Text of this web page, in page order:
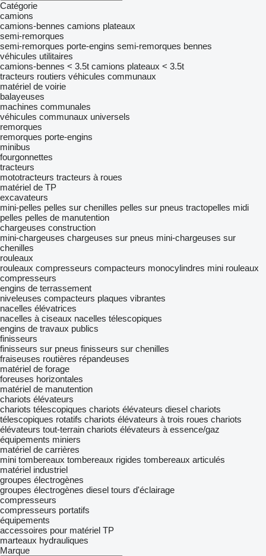
Catégorie
camions
camions-bennes camions plateaux
semi-remorques
semi-remorques porte-engins semi-remorques bennes
véhicules utilitaires
camions-bennes < 3.5t camions plateaux < 3.5t
tracteurs routiers véhicules communaux
matériel de voirie
balayeuses
machines communales
véhicules communaux universels
remorques
remorques porte-engins
minibus
fourgonnettes
tracteurs
mototracteurs tracteurs à roues
matériel de TP
excavateurs
mini-pelles pelles sur chenilles pelles sur pneus tractopelles midi
pelles pelles de manutention
chargeuses construction
mini-chargeuses chargeuses sur pneus mini-chargeuses sur
chenilles
rouleaux
rouleaux compresseurs compacteurs monocylindres mini rouleaux
compresseurs
engins de terrassement
niveleuses compacteurs plaques vibrantes
nacelles élévatrices
nacelles à ciseaux nacelles télescopiques
engins de travaux publics
finisseurs
finisseurs sur pneus finisseurs sur chenilles
fraiseuses routières répandeuses
matériel de forage
foreuses horizontales
matériel de manutention
chariots élévateurs
chariots télescopiques chariots élévateurs diesel chariots
télescopiques rotatifs chariots élévateurs à trois roues chariots
élévateurs tout-terrain chariots élévateurs à essence/gaz
équipements miniers
matériel de carrières
mini tombereaux tombereaux rigides tombereaux articulés
matériel industriel
groupes électrogènes
groupes électrogènes diesel tours d'éclairage
compresseurs
compresseurs portatifs
équipements
accessoires pour matériel TP
marteaux hydrauliques
Marque